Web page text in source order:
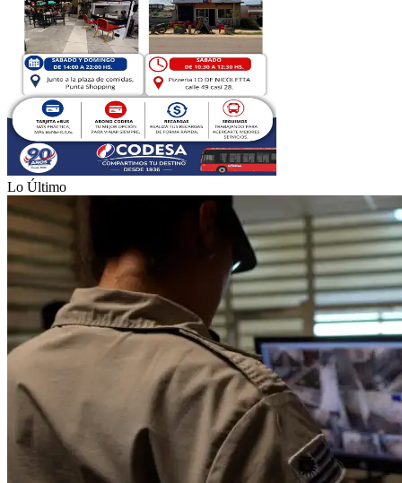
Lo Último